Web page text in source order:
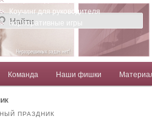
содержимому
Команда Наши фишки
Коучинг для руководителя
Корпоративные игры
ПРАЗДНИК